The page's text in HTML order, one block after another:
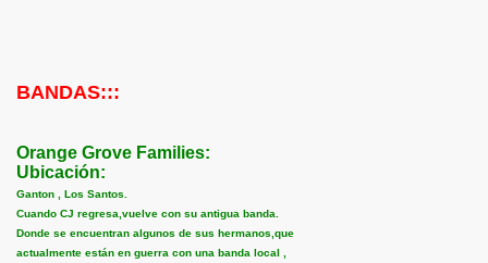
BANDAS:::
Orange Grove Families:
Ubicación:
Ganton , Los Santos.
Cuando CJ regresa,vuelve con su antigua banda.
Donde se encuentran algunos de sus hermanos,que
actualmente están en guerra con una banda local ,